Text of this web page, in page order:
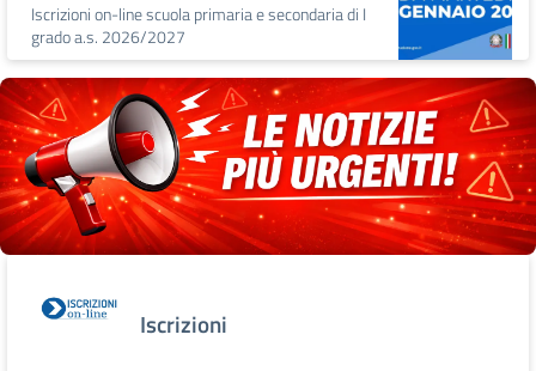
Iscrizioni on-line scuola primaria e secondaria di I
grado a.s. 2026/2027
Iscrizioni